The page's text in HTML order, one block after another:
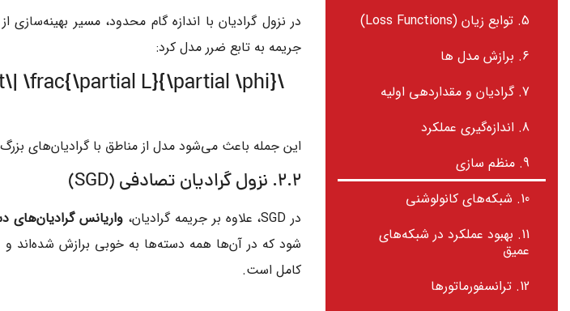
5. توابع زیان (Loss Functions)
6. برازش مدل ها
7. گرادیان و مقداردهی اولیه
8. اندازه‌گیری عملکرد
9. منظم سازی
10. شبکه‌های کانولوشنی
11. بهبود عملکرد در شبکه‌های
عمیق
12. ترانسفورماتورها
در نزول گرادیان با اندازه گام محدود، مسیر
جریمه به تابع ضرر مدل کرد:
\frac{\partial L}{\partial \phi}
این جمله باعث می‌شود مدل از مناطق با گرادیان‌های
2.2. نزول گرادیان تصادفی (SGD)
در SGD، علاوه بر جریمه گرادیان، واریانس گرادیان‌های
کامل است.